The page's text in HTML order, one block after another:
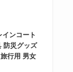
ンコート
防災グッズ
行用 男女